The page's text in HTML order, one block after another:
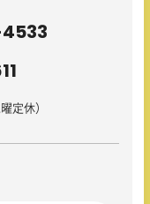
定休）